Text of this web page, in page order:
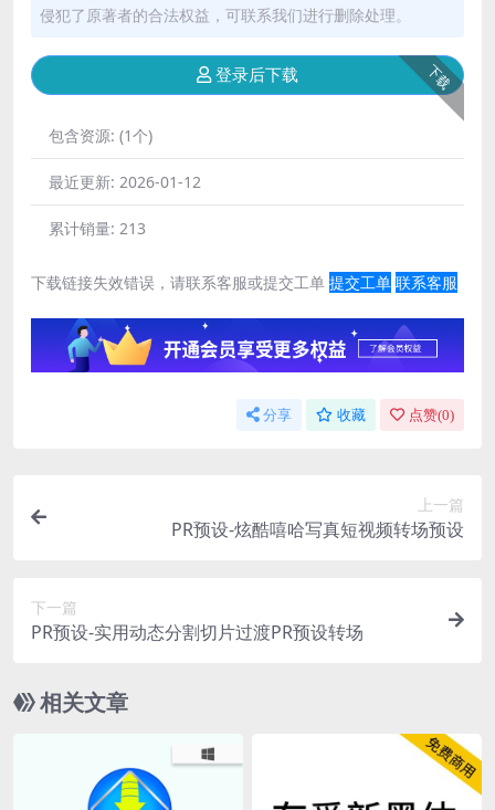
侵犯了原著者的合法权益，可联系我们进行删除处理。
下载
登录后下载
包含资源: (1个)
最近更新: 2026-01-12
累计销量: 213
下载链接失效错误，请联系客服或提交工单 提交工单 联系客服
分享 收藏 点赞(0)
上一篇
PR预设-炫酷嘻哈写真短视频转场预设
下一篇
PR预设-实用动态分割切片过渡PR预设转场
相关文章